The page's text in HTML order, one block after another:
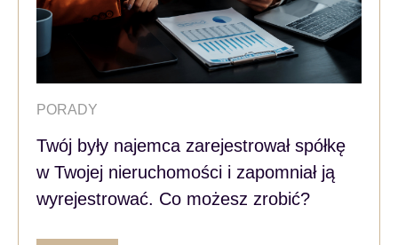
PORADY
Twój były najemca zarejestrował spółkę
w Twojej nieruchomości i zapomniał ją
wyrejestrować. Co możesz zrobić?